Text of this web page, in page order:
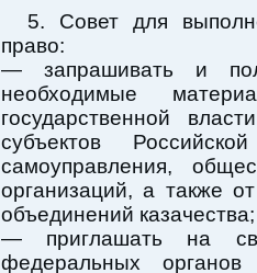
5. Совет для
право:
— запрашивать и
необходимые
государственной
субъектов
самоуправления,
организаций, а также
объединений казачества;
— приглашать на
федеральных органов